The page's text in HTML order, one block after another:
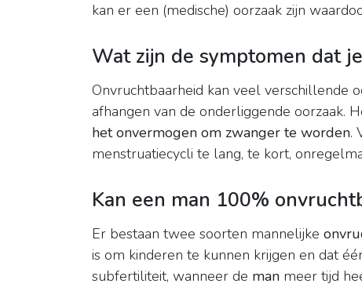
kan er een (medische) oorzaak zijn
Wat zijn de symptomen dat
Onvruchtbaarheid kan veel verschillende
afhangen van de onderliggende oorzaak.
het onvermogen om zwanger te worden.
menstruatiecycli te lang, te kort,
Kan een man 100%
Er bestaan twee soorten mannelijke
is om kinderen te kunnen krijgen en dat
subfertiliteit, wanneer de man meer tijd